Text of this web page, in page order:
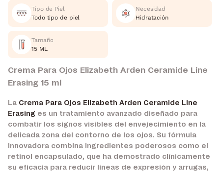
Tipo de Piel
Todo tipo de piel
Necesidad
Hidratación
Tamaño
15 ML
Crema Para Ojos Elizabeth Arden Ceramide Line
Erasing 15 ml
La Crema Para Ojos Elizabeth Arden Ceramide Line
Erasing es un tratamiento avanzado diseñado para
combatir los signos visibles del envejecimiento en la
delicada zona del contorno de los ojos. Su fórmula
innovadora combina ingredientes poderosos como el
retinol encapsulado, que ha demostrado clínicamente
su eficacia para reducir líneas de expresión y arrugas,